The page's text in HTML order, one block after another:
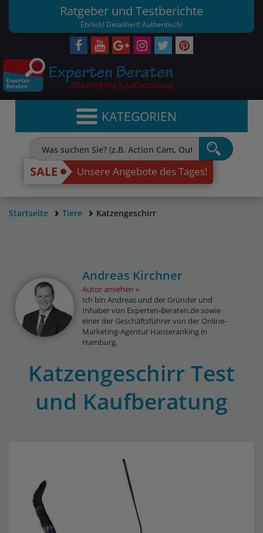
Ratgeber und Testberichte
Ehrlich! Detailliert! Authentisch!
KATEGORIEN
SALE Unsere Angebote des Tages!
Startseite Tiere Katzengeschirr
Andreas Kirchner
Autor ansehen
Ich bin Andreas und der Gründer und
Inhaber von Experten-Beraten.de sowie
einer der Geschäftsführer von der Online-
Marketing-Agentur Hanseranking in
Hamburg.
Katzengeschirr Test
und Kaufberatung